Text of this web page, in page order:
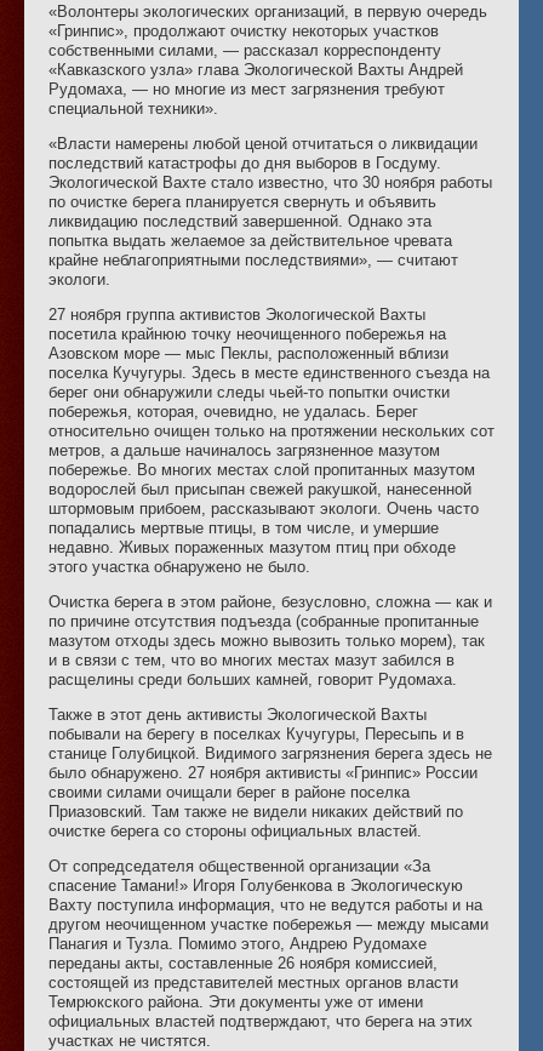
«Волонтеры экологических организаций, в первую очередь
«Гринпис», продолжают очистку некоторых участков
собственными силами, — рассказал корреспонденту
«Кавказского узла» глава Экологической Вахты Андрей
Рудомаха, — но многие из мест загрязнения требуют
специальной техники».
«Власти намерены любой ценой отчитаться о ликвидации
последствий катастрофы до дня выборов в Госдуму.
Экологической Вахте стало известно, что 30 ноября работы
по очистке берега планируется свернуть и объявить
ликвидацию последствий завершенной. Однако эта
попытка выдать желаемое за действительное чревата
крайне неблагоприятными последствиями», — считают
экологи.
27 ноября группа активистов Экологической Вахты
посетила крайнюю точку неочищенного побережья на
Азовском море — мыс Пеклы, расположенный вблизи
поселка Кучугуры. Здесь в месте единственного съезда на
берег они обнаружили следы чьей-то попытки очистки
побережья, которая, очевидно, не удалась. Берег
относительно очищен только на протяжении нескольких сот
метров, а дальше начиналось загрязненное мазутом
побережье. Во многих местах слой пропитанных мазутом
водорослей был присыпан свежей ракушкой, нанесенной
штормовым прибоем, рассказывают экологи. Очень часто
попадались мертвые птицы, в том числе, и умершие
недавно. Живых пораженных мазутом птиц при обходе
этого участка обнаружено не было.
Очистка берега в этом районе, безусловно, сложна — как и
по причине отсутствия подъезда (собранные пропитанные
мазутом отходы здесь можно вывозить только морем), так
и в связи с тем, что во многих местах мазут забился в
расщелины среди больших камней, говорит Рудомаха.
Также в этот день активисты Экологической Вахты
побывали на берегу в поселках Кучугуры, Пересыпь и в
станице Голубицкой. Видимого загрязнения берега здесь не
было обнаружено. 27 ноября активисты «Гринпис» России
своими силами очищали берег в районе поселка
Приазовский. Там также не видели никаких действий по
очистке берега со стороны официальных властей.
От сопредседателя общественной организации «За
спасение Тамани!» Игоря Голубенкова в Экологическую
Вахту поступила информация, что не ведутся работы и на
другом неочищенном участке побережья — между мысами
Панагия и Тузла. Помимо этого, Андрею Рудомахе
переданы акты, составленные 26 ноября комиссией,
состоящей из представителей местных органов власти
Темрюкского района. Эти документы уже от имени
официальных властей подтверждают, что берега на этих
участках не чистятся.